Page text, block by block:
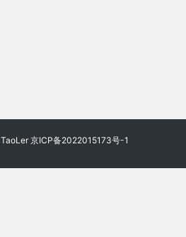
TaoLer 京ICP备2022015173号-1